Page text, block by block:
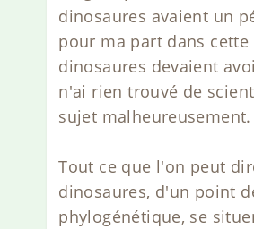
dinosaures avaient un
pour ma part dans cette
dinosaures devaient
n'ai rien trouvé de
sujet malheureusement.
Tout ce que l'on peut
dinosaures, d'un point
phylogénétique, se